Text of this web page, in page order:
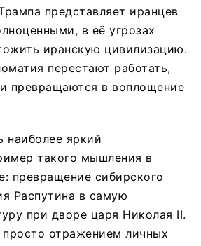
представляет иранцев
в её угрозах
иранскую цивилизацию.
перестают работать,
превращаются в воплощение
наиболее яркий
такого мышления в
превращение сибирского
Распутина в самую
при дворе царя Николая II.
отражением личных